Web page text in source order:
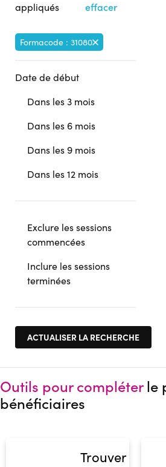
appliqués
effacer
Formacode : 31080
Date de début
Dans les 3 mois
Dans les 6 mois
Dans les 9 mois
Dans les 12 mois
Exclure les sessions
commencées
Inclure les sessions
terminées
Outils pour compléterle
bénéficiaires
Trouver